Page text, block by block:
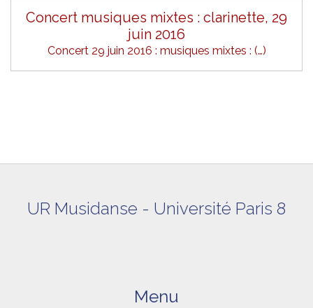
Concert musiques mixtes : clarinette, 29
juin 2016
Concert 29 juin 2016 : musiques mixtes : (…)
UR Musidanse - Université Paris 8
Menu